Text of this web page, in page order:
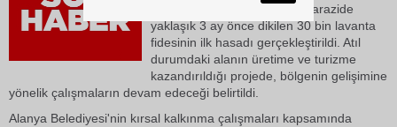
Mahallesi'nde belediyeye ait arazide
yaklaşık 3 ay önce dikilen 30 bin lavanta
fidesinin ilk hasadı gerçekleştirildi. Atıl
durumdaki alanın üretime ve turizme
kazandırıldığı projede, bölgenin gelişimine
yönelik çalışmaların devam edeceği belirtildi.
Alanya Belediyesi'nin kırsal kalkınma çalışmaları kapsamında